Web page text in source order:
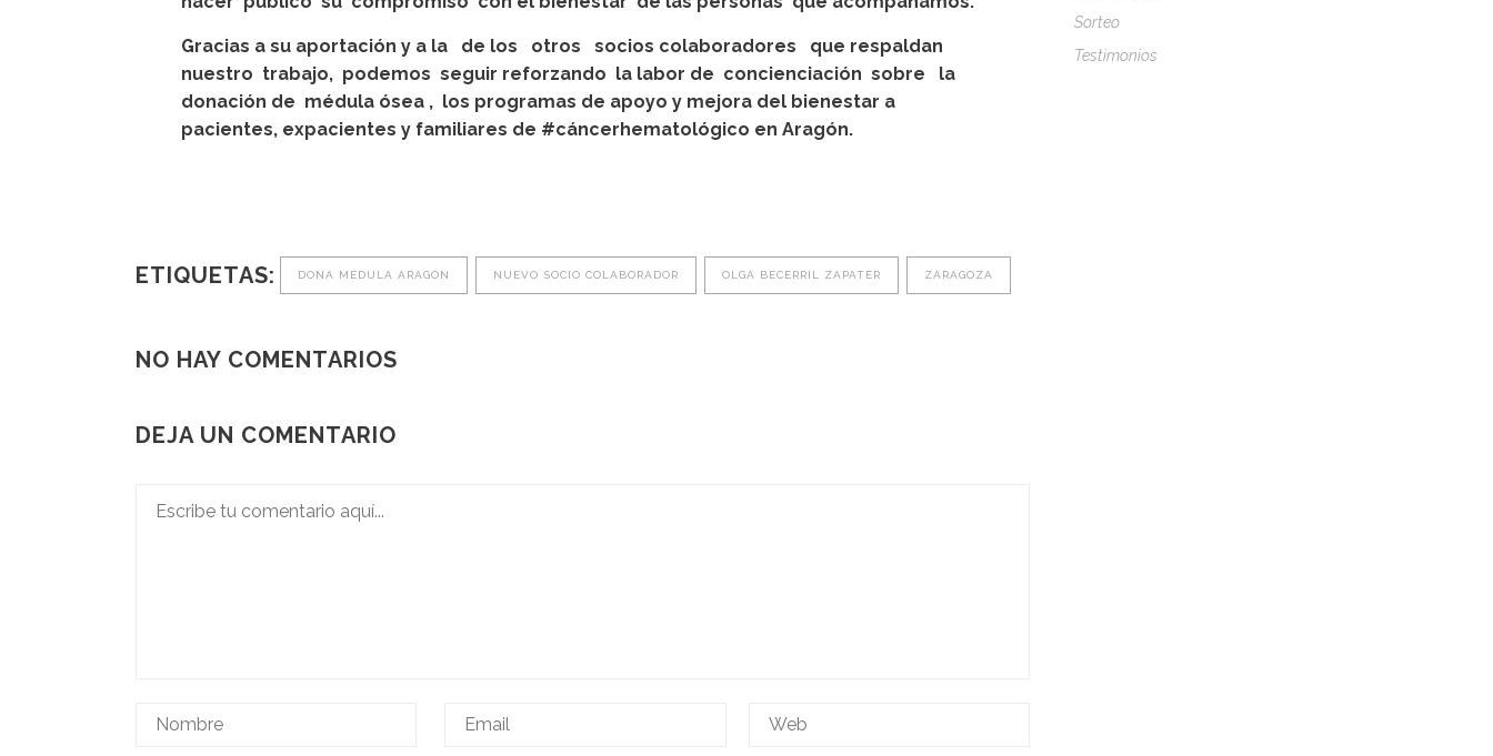
Gracias a su aportación y a la de los otros socios colaboradores que respaldan
nuestro trabajo, podemos seguir reforzando la labor de concienciación sobre la
donación de médula ósea , los programas de apoyo y mejora del bienestar a
pacientes, expacientes y familiares de #cáncerhematológico en Aragón.
ETIQUETAS: DONA MÉDULA ARAGÓN NUEVO SOCIO COLABORADOR OLGA BECERRIL ZAPATER ZARAGOZA
NO HAY COMENTARIOS
DEJA UN COMENTARIO
Sorteo
Testimonios